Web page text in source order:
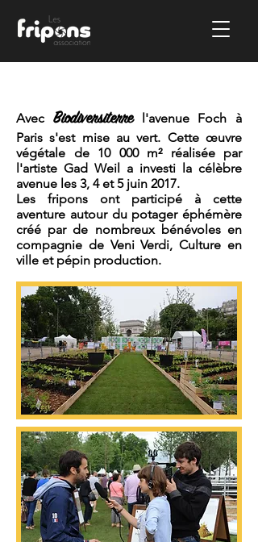
Avec Biodiversiterrel'avenue Foch à
Paris s'est mise au vert. Cette œuvre
végétale de 10 000 m² réalisée par
l'artiste Gad Weil a investi la célèbre
avenue les 3, 4 et 5 juin 2017.
Les fripons ont participé à cette
aventure autour du potager éphémère
créé par de nombreux bénévoles en
compagnie de Veni Verdi, Culture en
ville et pépin production.